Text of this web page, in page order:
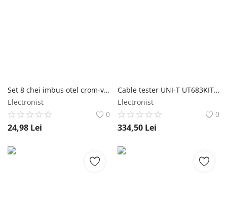
Set 8 chei imbus otel crom-vanadiu REBEL RB-1106 REBEL
Electronist
0
24,98 Lei
Cable tester UNI-T UT683KIT UNI-T
Electronist
0
334,50 Lei